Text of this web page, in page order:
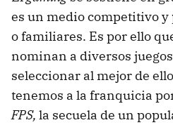
es un medio competitivo y
o familiares. Es por ello
nominan a diversos juegos
seleccionar al mejor de
tenemos a la franquicia
FPS, la secuela de un